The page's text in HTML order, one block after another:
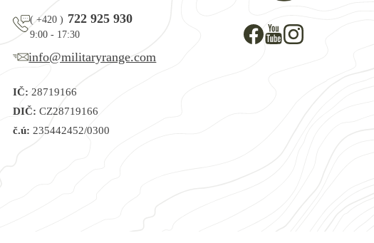
( +420) 722 925 930
9:00 - 17:30
info@militaryrange.com
IČ: 28719166
DIČ: CZ28719166
č.ú: 235442452/0300